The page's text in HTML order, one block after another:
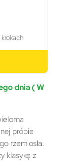
dnia ( W
próbie
rzemiosła.
klasykę z